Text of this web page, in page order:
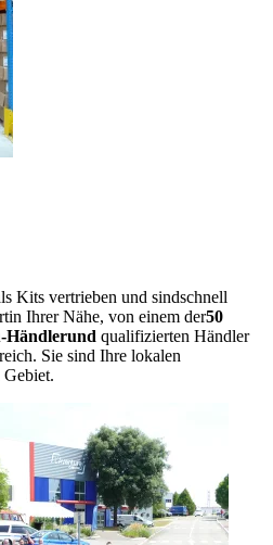
Kits vertrieben und sindschnell
in Ihrer Nähe, von einem der50
Händlerund qualifizierten Händler
Sie sind Ihre lokalen
Gebiet.